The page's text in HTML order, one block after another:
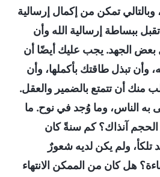
تمكن من إكمال إرسالية
ببساطة إرسالية الله وأن
بعض الجهد. يجب عليك أيضًا أن
وأن تبذل طاقتك بأكملها، وأن
منك أن تتمتع بالضمير والعقل.
به الناس، وما وُجد في نوح. ما
الحجم آنذاك؟ كم سنةً كان
ولم يكن لديه شعورٌ
هل كان من الممكن الانتهاء